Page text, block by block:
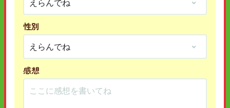
性別
感想